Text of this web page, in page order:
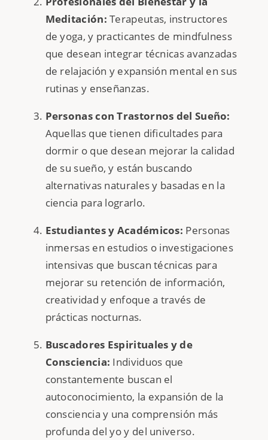
Meditación: Terapeutas, instructores
de yoga, y practicantes de mindfulness
que desean integrar técnicas avanzadas
de relajación y expansión mental en sus
rutinas y enseñanzas.
Personas con Trastornos del Sueño:
Aquellas que tienen dificultades para
dormir o que desean mejorar la calidad
de su sueño, y están buscando
alternativas naturales y basadas en la
ciencia para lograrlo.
Estudiantes y Académicos: Personas
inmersas en estudios o investigaciones
intensivas que buscan técnicas para
mejorar su retención de información,
creatividad y enfoque a través de
prácticas nocturnas.
Buscadores Espirituales y de
Consciencia: Individuos que
constantemente buscan el
autoconocimiento, la expansión de la
consciencia y una comprensión más
profunda del yo y del universo.